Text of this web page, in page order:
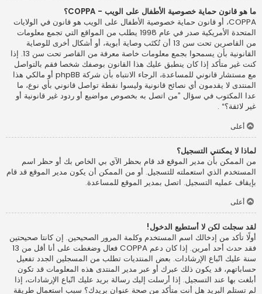
ما هو قانون حماية خصوصية الأطفال على الويب - COPPA؟
COPPA، أو قانون حماية خصوصية الأطفال على الويب هو قانون في الولايات
المتحدة الأمريكية صدر في عام 1998 يطلب من المواقع التي تجمع معلومات
من القاصرين تحت سن 13 أن تُكتَب وصاية أبوية، أو أشكال أخرى للوصاية
القانونية بأن يسمحوا بجمع معلومات خاصة معرفة من القاصر تحت سن 13. إذا
كنت غير متأكد إذا كان ينطبق عليك هذا القانون بوصفك شخصا فقم بالتواصل
مع مستشار قانوني للمساعدة، الرجاء الانتباه بأن شركة phpBB أو مالكي هذا
المنتدى لا يقدمون أي نصائح قانونية وليسوا نقطة تواصل قانوني بأي نوع، ما
عدا المكتوب في سؤال ”من اتصل به بخصوص مواضيع أو ردود غير قانونية أو
غير لائقة؟“ .
أعلى
لماذا لا يمكنني التسجيل؟
من الممكن بأن مدير الموقع قد قام بحظر الآي بي الخاص بك أو حظر اسم
المستخدم الذي استعملته للتسجيل. أو من الممكن أن يكون مدير الموقع قد قام
بإيقاف عمليه التسجيل. اتصل بمدير الموقع للمساعدة.
أعلى
لقد سجلت لكن لا أستطيع الدخول!
أولًا تأكد من إدخالك اسم المستخدم وكلمة المرور الصحيحين. إن كانتا صحيحتين
فقد حدث أحد أمرين. إذا كان دعم COPPA فعال وضغطت على أنا أقل من 13
سنة عليك اتّباع الإرشادات. بعض المنتديات تطلب من المسجلين الجدد تفعيل
حساباتهم، قد يكون ذلك عبرك أو عبر مدير المنتدى هذه المعلومات قد تكون
أبلغت بها عند التسجيل. إذا أرسلت إليك رسالة بريد عليك اتّباع الإرشادات، إذا
لم تستلم البريد هل أنت متأكد من صحة عنوان بريدك؟ سبب استعمال طريقة